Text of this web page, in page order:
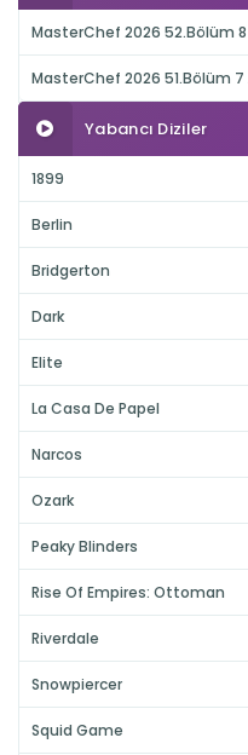
MasterChef 2026 52.Bölüm
MasterChef 2026 51.Bölüm
Yabancı Diziler
1899
Berlin
Bridgerton
Dark
Elite
La Casa De Papel
Narcos
Ozark
Peaky Blinders
Rise Of Empires: Ottoman
Riverdale
Snowpiercer
Squid Game